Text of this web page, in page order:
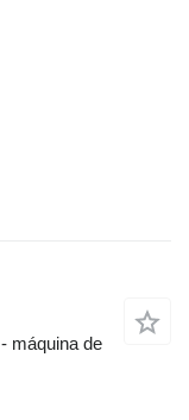
máquina de